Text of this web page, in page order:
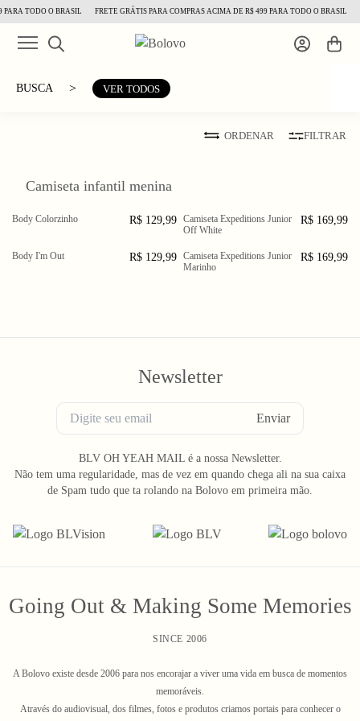
TODO O BRASIL FRETE GRÁTIS PARA COMPRAS ACIMA DE R$ 499 PARA TODO O BRASIL
BUSCA > VER TODOS
ORDENAR FILTRAR
Camiseta infantil menina
6
Body Colorzinho R$ 129,99
3 a 7 a
Camiseta Expeditions Junior
Off White
R$ 169,99
6
Body I'm Out R$ 129,99
3 a 7 a
Camiseta Expeditions Junior
Marinho
R$ 169,99
Newsletter
Enviar
BLV OH YEAH MAIL é a nossa Newsletter.
Não tem uma regularidade, mas de vez em quando chega ali na sua caixa
de Spam tudo que ta rolando na Bolovo em primeira mão.
Going Out & Making Some Memories
SINCE 2006
A Bolovo existe desde 2006 para nos encorajar a viver uma vida em busca de momentos
memoráveis.
Através do audiovisual, dos filmes, fotos e produtos criamos portais para conhecer o